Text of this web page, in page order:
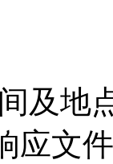
及地
应文